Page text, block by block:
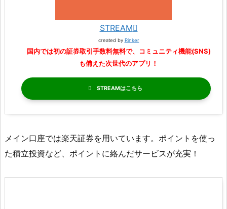
STREAM
created by Rinker
国内では初の証券取引手数料無料で、コミュニティ機能(SNS)
も備えた次世代のアプリ！
STREAM
メイン口座では楽天証券を用いています。ポイントを使っ
た積立投資など、ポイントに絡んだサービスが充実！